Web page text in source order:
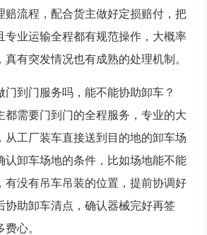
赔流程，配合货主做好定损赔付，把
专业运输全程都有规范操作，大概率
有突发情况也有成熟的处理机制。
门到门服务吗，能不能协助卸车？
都需要门到门的全程服务，专业的大
从工厂装车直接送到目的地的卸车场
认卸车场地的条件，比如场地能不能
有没有吊车吊装的位置，提前协调好
协助卸车清点，确认器械完好再签
心。